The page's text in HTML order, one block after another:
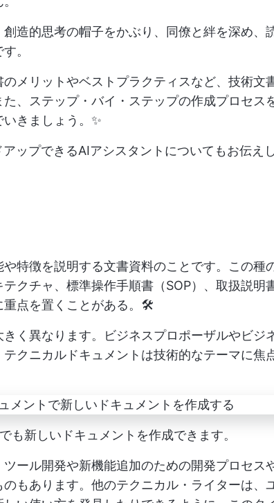
造的思考の帽子をかぶり、同僚と絆を深め、
。
メリットやベストプラクティスなど、技術文
、ステップ・バイ・ステップの作成プロセス
きましょう。✨
ップできるAIアシスタントについてもお伝え
特徴を説明する文書資料のことです。この種
クチャ、標準操作手順書（SOP）、取扱説明
重点を置くことがある。🛠️
く異なります。ビジネスプロポーザルやビジ
クニカルドキュメントは技術的なテーマに焦
も新しいドキュメントを作成できます。
ール開発や新機能追加のための開発プロセス
もあります。他のテクニカル・ライターは、